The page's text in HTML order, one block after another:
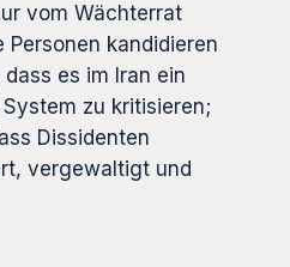
vom Wächterrat
kandidieren
es im Iran ein
zu kritisieren;
Dissidenten
vergewaltigt und